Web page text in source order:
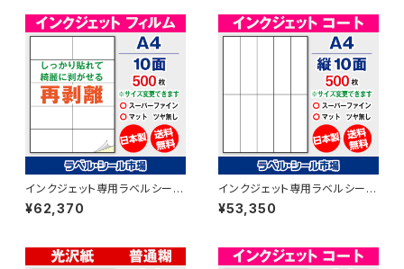
インクジェット専用ラベルシール
フィルム再剥離 A4-10面 500
枚 スーパーファイン T2Y5iDrs
¥62,370
インクジェット専用ラベルシール
マットコートA4-縦10面 500枚
スーパーファイン T5Y2iA
¥53,350